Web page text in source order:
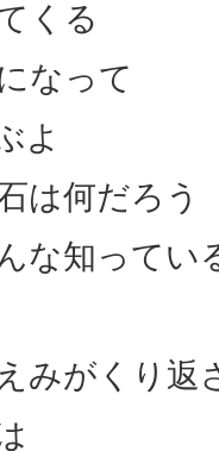
くる
なって
よ
は何だろう
な知ってい
みがくり返